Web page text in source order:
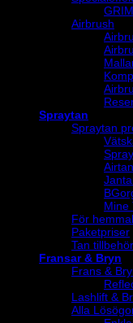
Airbrush
Spraytan
Spraytan
Mine
För
Paketpriser
Tan tillbehör
Fransar & Bryn
Frans &
Lashlift &
Alla